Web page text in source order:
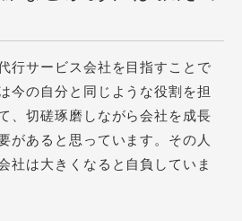
行サービス会社を目指すことで
今の自分と同じような役割を担
、切磋琢磨しながら会社を成長
があると思っています。その人
社は大きくなると自負していま